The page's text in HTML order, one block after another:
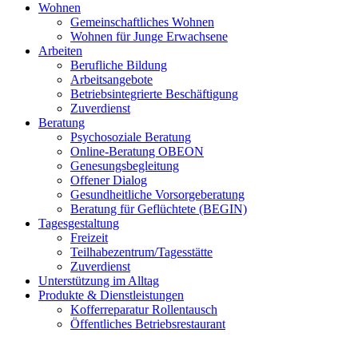
Wohnen
von
"Wohnen"
Gemeinschaftliches Wohnen
Wohnen für Junge Erwachsene
Arbeiten
von
"Arbeiten"
Berufliche Bildung
Arbeitsangebote
Betriebsintegrierte Beschäftigung
Zuverdienst
BeratungUntermenü
von
"Beratung"
Psychosoziale Beratung
Online-Beratung OBEON
Genesungsbegleitung
Offener Dialog
Gesundheitliche Vorsorgeberatung
Beratung für Geflüchtete (BEGIN)
TagesgestaltungUntermenü
"Tagesgestaltung"
Freizeit
Teilhabezentrum/Tagesstätte
Zuverdienst
Unterstützung im Alltag
Produkte & Dienstleistungen
von
"Produkte
&
Kofferreparatur Rollentausch
Öffentliches Betriebsrestaurant